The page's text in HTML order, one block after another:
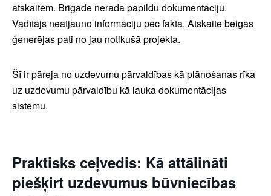
atskaitēm. Brigāde nerada papildu dokumentāciju.
Vadītājs neatjauno informāciju pēc fakta. Atskaite beigās
ģenerējas pati no jau notikušā projekta.
Šī ir pāreja no uzdevumu pārvaldības kā plānošanas rīka
uz uzdevumu pārvaldību kā lauka dokumentācijas
sistēmu.
Praktisks ceļvedis: Kā attālināti
piešķirt uzdevumus būvniecības